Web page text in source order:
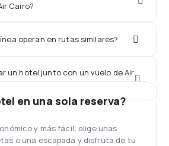
Cairo?
operan en rutas similares?
un hotel junto con un vuelo de Air
en una sola reserva?
y más fácil: elige unas
o una escapada y disfruta de tu